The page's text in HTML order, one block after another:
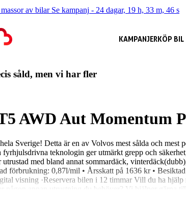
av bilar Se kampanj - 24 dagar, 19 h, 33 m, 44 s
KAMPANJERKÖP BIL
såld, men vi har fler
AWD Aut Momentum
Sverige! Detta är en av Volvos mest sålda och
teknologin ger utmärkt grepp och
med bland annat sommardäck,
förbrukning: 0,87l/mil • Årsskatt på 1636 kr •
visning ·Reservera bilen i 12 timmar Vill du ha
någon annan utrustning du behöver? Vi hjälper gärna
ett prisförslag direkt – Du behöver inte ens städa